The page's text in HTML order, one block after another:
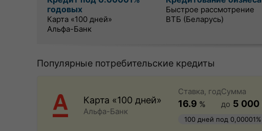
годовых
Карта «100 дней»
Альфа-Банк
Быстрое рассмотрение
ВТБ (Беларусь)
Популярные потребительские кредиты
Карта «100 дней»
Альфа-Банк
Ставка, год
16.9 %
Сумма
до 5 000
100 дней под 0,00001%